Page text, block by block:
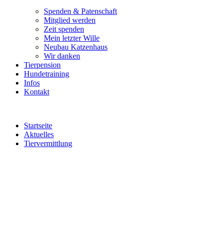
Spenden & Patenschaft
Mitglied werden
Zeit spenden
Mein letzter Wille
Neubau Katzenhaus
Wir danken
Tierpension
Hundetraining
Infos
Kontakt
Startseite
Aktuelles
Tiervermittlung